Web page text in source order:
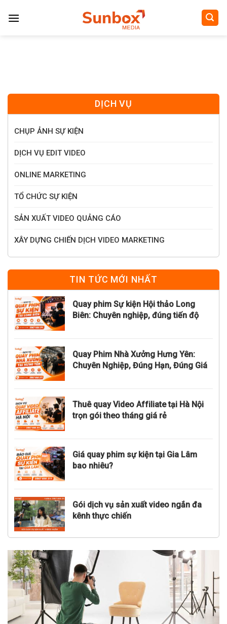
DỊCH VỤ
CHỤP ẢNH SỰ KIỆN
DỊCH VỤ EDIT VIDEO
ONLINE MARKETING
TỔ CHỨC SỰ KIỆN
SẢN XUẤT VIDEO QUẢNG CÁO
XÂY DỰNG CHIẾN DỊCH VIDEO MARKETING
TIN TỨC MỚI NHẤT
Quay phim Sự kiện Hội thảo Long
Biên: Chuyên nghiệp, đúng tiến độ
Quay Phim Nhà Xưởng Hưng Yên:
Chuyên Nghiệp, Đúng Hạn, Đúng Giá
Thuê quay Video Affiliate tại Hà Nội
trọn gói theo tháng giá rẻ
Giá quay phim sự kiện tại Gia Lâm
bao nhiêu?
Gói dịch vụ sản xuất video ngắn đa
kênh thực chiến